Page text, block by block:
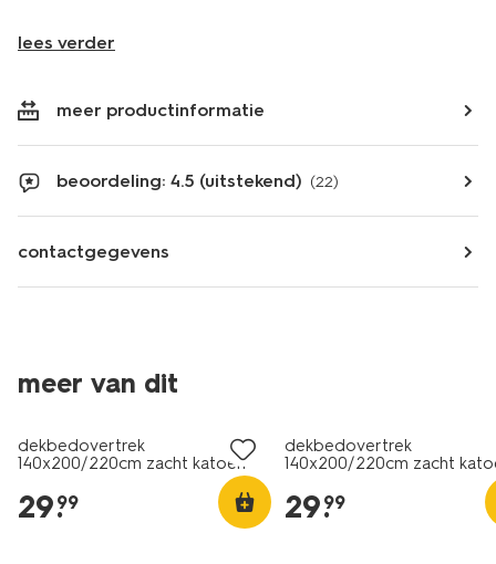
lees verder
meer productinformatie
beoordeling: 4.5 (uitstekend) (22)
contactgegevens
meer van dit
dekbedovertrek
140x200/220cm zacht katoen
29.
99
dekbedovertrek
140x200/220cm zacht
29.
99